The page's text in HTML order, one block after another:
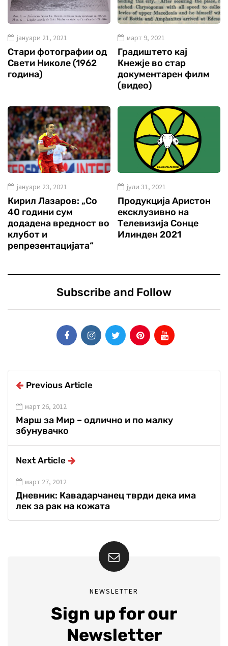
јануари 21, 2021
Стари фотографии од
Свети Николе (1962
година)
март 9, 2021
Градиштето кај
Кнежје во стар
документарен филм
(видео)
јануари 23, 2021
Кирил Лазаров: „Со
40 години сум
додадена вредност во
клубот и
репрезентацијата“
јули 31, 2021
Продукција Аристон
ексклузивно на
Телевизија Сонце
Илинден 2021
Subscribe and Follow
Previous Article
март 26, 2012
Марш за Мир – одлично и по малку
збунувачко
Next Article
март 27, 2012
Дневник: Кавадарчанец тврди дека има
лек за рак на кожата
NEWSLETTER
Sign up for our
Newsletter